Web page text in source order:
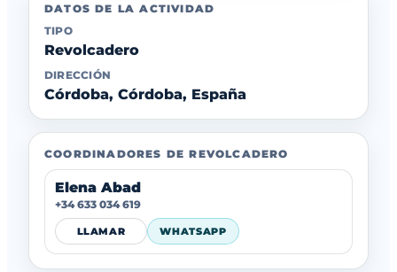
DATOS DE LA ACTIVIDAD
TIPO
Revolcadero
DIRECCIÓN
Córdoba, Córdoba, España
COORDINADORES DE REVOLCADERO
Elena Abad
+34 633 034 619
LLAMAR WHATSAPP